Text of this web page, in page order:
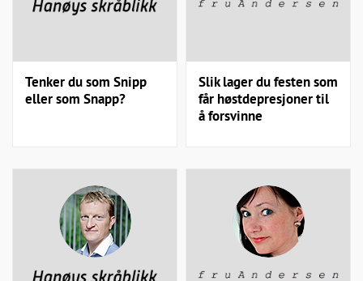
Tenker du som Snipp
eller som Snapp?
Slik lager du festen som
får høstdepresjoner til
å forsvinne